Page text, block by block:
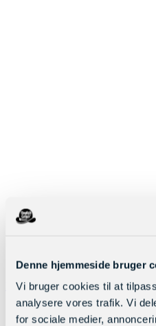
Denne hjemmeside bruger
Vi bruger cookies til at
analysere vores trafik. Vi
for sociale medier,
Log ind